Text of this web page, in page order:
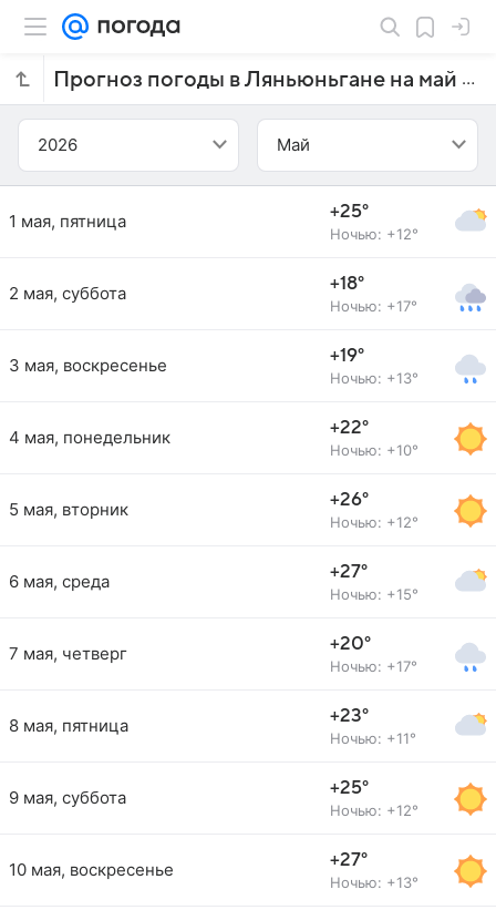
Прогноз погоды в Ляньюньгане на май 2026 года
2026 Май
1 мая, пятница +25°
Ночью: +12°
2 мая, суббота +18°
Ночью: +17°
3 мая, воскресенье +19°
Ночью: +13°
4 мая, понедельник +22°
Ночью: +10°
5 мая, вторник +26°
Ночью: +12°
6 мая, среда +27°
Ночью: +15°
7 мая, четверг +20°
Ночью: +17°
8 мая, пятница +23°
Ночью: +11°
9 мая, суббота +25°
Ночью: +12°
10 мая, воскресенье +27°
Ночью: +13°